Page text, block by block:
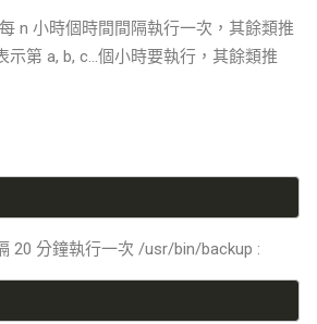
n 小時個時間間隔執行一次，其餘類推
示第 a, b, c…個小時要執行，其餘類推
20 分鐘執行一次 /usr/bin/backup :